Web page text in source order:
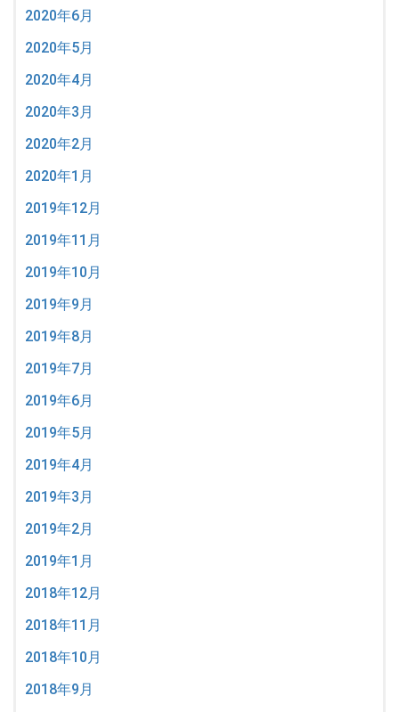
2020年6月
2020年5月
2020年4月
2020年3月
2020年2月
2020年1月
2019年12月
2019年11月
2019年10月
2019年9月
2019年8月
2019年7月
2019年6月
2019年5月
2019年4月
2019年3月
2019年2月
2019年1月
2018年12月
2018年11月
2018年10月
2018年9月